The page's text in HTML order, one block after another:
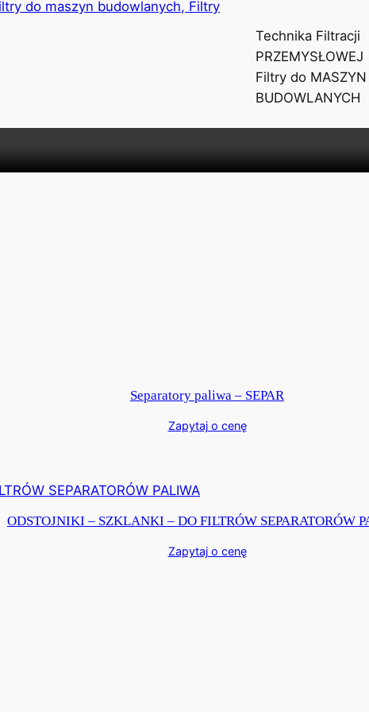
Technika Filtracji
PRZEMYSŁOWEJ
Filtry do MASZYN
BUDOWLANYCH
Separatory paliwa – SEPAR
Zapytaj o cenę
ODSTOJNIKI – SZKLANKI – DO FILTRÓW SEPARATORÓW
Zapytaj o cenę